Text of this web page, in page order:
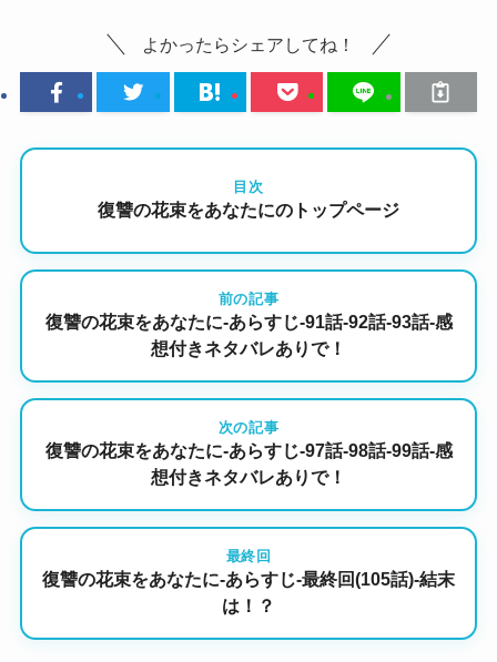
よかったらシェアしてね！
目次
復讐の花束をあなたにのトップページ
前の記事
復讐の花束をあなたに-あらすじ-91話-92話-93話-感
想付きネタバレありで！
次の記事
復讐の花束をあなたに-あらすじ-97話-98話-99話-感
想付きネタバレありで！
最終回
復讐の花束をあなたに-あらすじ-最終回(105話)-結末
は！？